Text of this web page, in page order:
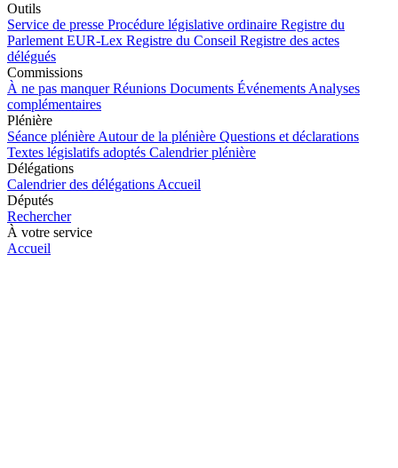
Outils
Service de presse Procédure législative ordinaire Registre du
Parlement EUR-Lex Registre du Conseil Registre des actes
délégués
Commissions
À ne pas manquer Réunions Documents Événements Analyses
complémentaires
Plénière
Séance plénière Autour de la plénière Questions et déclarations
Textes législatifs adoptés Calendrier plénière
Délégations
Calendrier des délégations Accueil
Députés
Rechercher
À votre service
Accueil